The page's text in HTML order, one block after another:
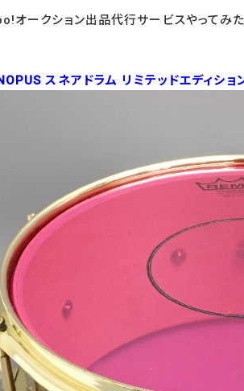
オークション出品代行サービスやってみ
スネアドラム リミテッドエディション